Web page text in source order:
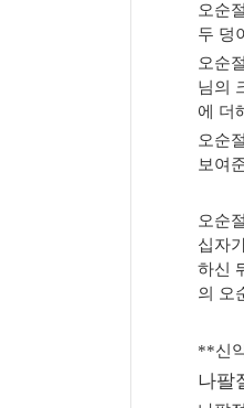
오순
두 덩
오순
님의
에 더
오순
보여
오순
십자
하신
의 오
**신
나팔